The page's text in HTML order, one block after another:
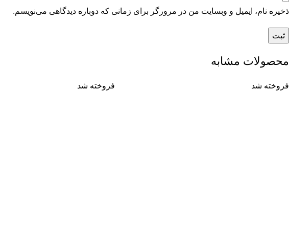
ذخیره نام، ایمیل و وبسایت من در مرورگر برای زمانی که دوباره دیدگاهی می‌نویسم.
محصولات مشابه
فروخته شد فروخته شد